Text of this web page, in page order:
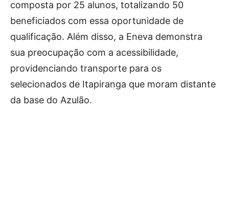
composta por 25 alunos, totalizando 50
beneficiados com essa oportunidade de
qualificação. Além disso, a Eneva demonstra
sua preocupação com a acessibilidade,
providenciando transporte para os
selecionados de Itapiranga que moram distante
da base do Azulão.